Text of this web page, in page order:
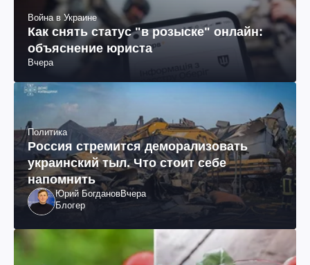
Война в Украине
Как снять статус "в розыске" онлайн:
объяснение юриста
Вчера
Политика
Россия стремится деморализовать
украинский тыл. Что стоит себе
напомнить
Юрий БогдановВчера
Блогер